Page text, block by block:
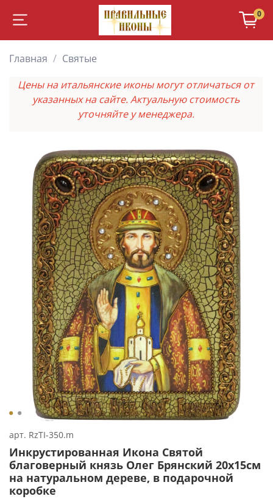
0
Главная
Святые
Цены на итальянские иконы могут отличаться от
указанных на сайте. Актуальную стоимость
уточняйте у менеджера.
арт. RzTI-350.m
Инкрустированная Икона Святой
благоверный князь Олег Брянский 20х15см
на натуральном дереве, в подарочной
коробке